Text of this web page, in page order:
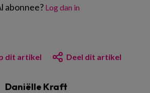
abonnee? Log dan in
dit artikel Deel dit artikel
Daniëlle Kraft